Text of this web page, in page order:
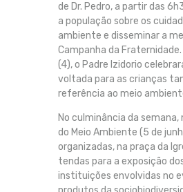
de Dr. Pedro, a partir das
a população sobre os
ambiente e disseminar a
Campanha da
(4), o Padre Izidorio
voltada para as crianças
referência ao meio
No culminância da semana,
do Meio Ambiente (5 de
organizadas, na praça da
tendas para a exposição
instituições envolvidas no